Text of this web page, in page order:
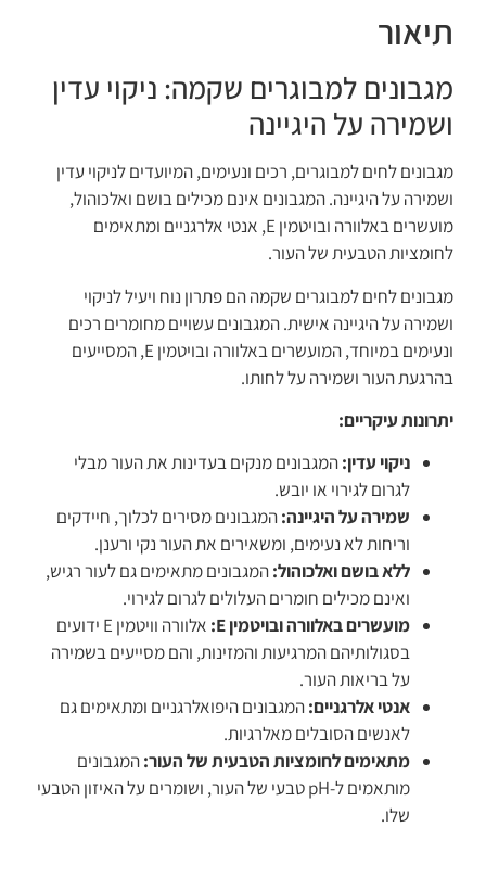
תיאור
מגבונים למבוגרים שקמה: ניקוי עדין
ושמירה על היגיינה
מגבונים לחים למבוגרים, רכים ונעימים, המיועדים לניקוי עדין
ושמירה על היגיינה. המגבונים אינם מכילים בושם ואלכוהול,
מועשרים באלוורה ובויטמין E, אנטי אלרגניים ומתאימים
לחומציות הטבעית של העור.
מגבונים לחים למבוגרים שקמה הם פתרון נוח ויעיל לניקוי
ושמירה על היגיינה אישית. המגבונים עשויים מחומרים רכים
ונעימים במיוחד, המועשרים באלוורה ובויטמין E, המסייעים
בהרגעת העור ושמירה על לחותו.
יתרונות עיקריים:
ניקוי עדין:המגבונים מנקים בעדינות את העור מבלי
לגרום לגירוי או יובש.
שמירה על היגיינה:המגבונים מסירים לכלוך, חיידקים
וריחות לא נעימים, ומשאירים את העור נקי ורענן.
ללא בושם ואלכוהול:המגבונים מתאימים גם לעור רגיש,
ואינם מכילים חומרים העלולים לגרום לגירוי.
מועשרים באלוורה ובויטמין E:
אלוורה וויטמין E ידועים
בסגולותיהם המרגיעות והמזינות, והם מסייעים בשמירה
על בריאות העור.
אנטי אלרגניים:המגבונים היפואלרגניים ומתאימים גם
לאנשים הסובלים מאלרגיות.
מתאימים לחומציות הטבעית של העור:המגבונים
מותאמים ל-pH טבעי של העור, ושומרים על האיזון הטבעי
שלו.